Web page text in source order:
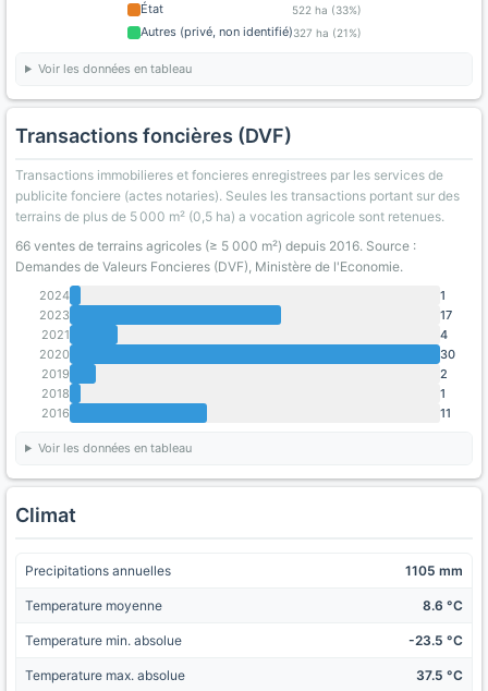
État 522 ha (33%)
Autres (privé, non identifié)327 ha (21%)
Voir les données en tableau
Transactions foncières (DVF)
Transactions immobilieres et foncieres enregistrees par les services de
publicite fonciere (actes notaries). Seules les transactions portant sur des
terrains de plus de 5 000 m² (0,5 ha) a vocation agricole sont retenues.
66 ventes de terrains agricoles (≥ 5 000 m²) depuis 2016. Source :
Demandes de Valeurs Foncieres (DVF), Ministère de l'Economie.
2024
1
2023
17
2021
4
2020
30
2019
2
2018
1
2016
11
Voir les données en tableau
Climat
Precipitations annuelles 1105 mm
Temperature moyenne 8.6 °C
Temperature min. absolue -23.5 °C
Temperature max. absolue 37.5 °C